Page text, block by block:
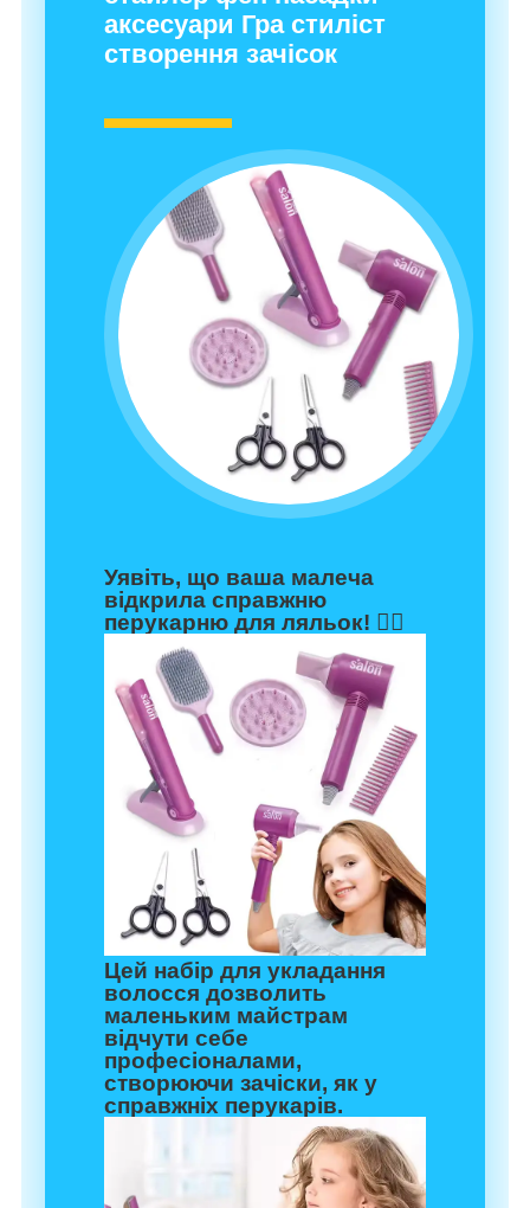
аксесуари Гра стиліст
створення зачісок
Уявіть, що ваша малеча
відкрила справжню
перукарню для ляльок! 💇‍♀️
Цей набір для укладання
волосся дозволить
маленьким майстрам
відчути себе
професіоналами,
створюючи зачіски, як у
справжніх перукарів.